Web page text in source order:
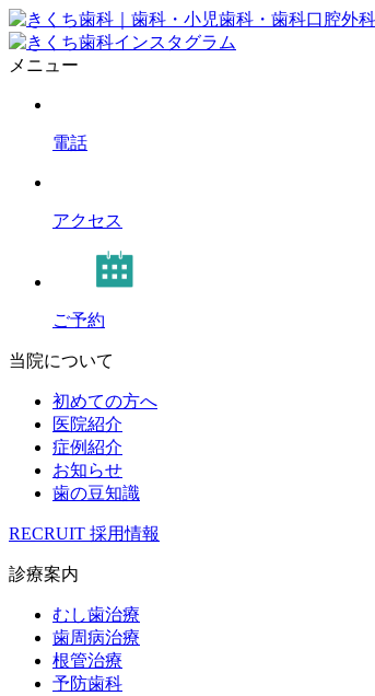
メニュー
電話
アクセス
ご予約
当院について
初めての方へ
医院紹介
症例紹介
お知らせ
歯の豆知識
RECRUIT 採用情報
診療案内
むし歯治療
歯周病治療
根管治療
予防歯科